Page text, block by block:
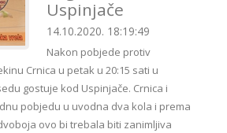
Uspinjače
14.10.2020. 18:19:49
Nakon pobjede protiv
Crnica u petak u 20:15 sati u
gostuje kod Uspinjače. Crnica i
pobjedu u uvodna dva kola i prema
ovo bi trebala biti zanimljiva